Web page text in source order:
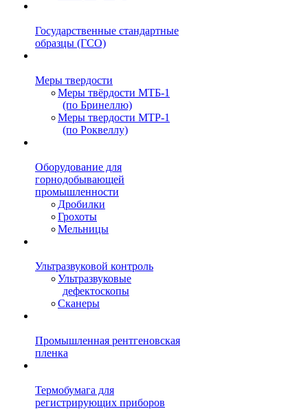
Государственные стандартные
образцы (ГСО)
Меры твердости
Меры твёрдости МТБ-1
(по Бринеллю)
Меры твердости МТР-1
(по Роквеллу)
Оборудование для
горнодобывающей
промышленности
Дробилки
Грохоты
Мельницы
Ультразвуковой контроль
Ультразвуковые
дефектоскопы
Сканеры
Промышленная рентгеновская
пленка
Термобумага для
регистрирующих приборов